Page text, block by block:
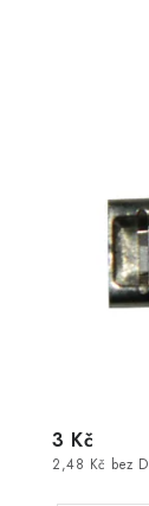
2,48 Kč bez
3 Kč